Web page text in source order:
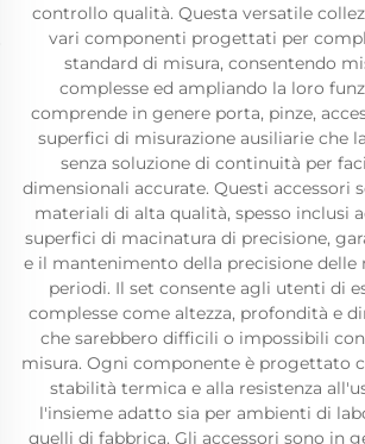
controllo qualità. Questa versatile
vari componenti progettati per
standard di misura, consentendo
complesse ed ampliando la loro
comprende in genere porta, pinze,
superfici di misurazione ausiliarie che
senza soluzione di continuità per
dimensionali accurate. Questi accessori
materiali di alta qualità, spesso inclusi
superfici di macinatura di precisione,
e il mantenimento della precisione delle
periodi. Il set consente agli utenti di
complesse come altezza, profondità e
che sarebbero difficili o impossibili
misura. Ogni componente è progettato
stabilità termica e alla resistenza
l'insieme adatto sia per ambienti di
quelli di fabbrica. Gli accessori sono in